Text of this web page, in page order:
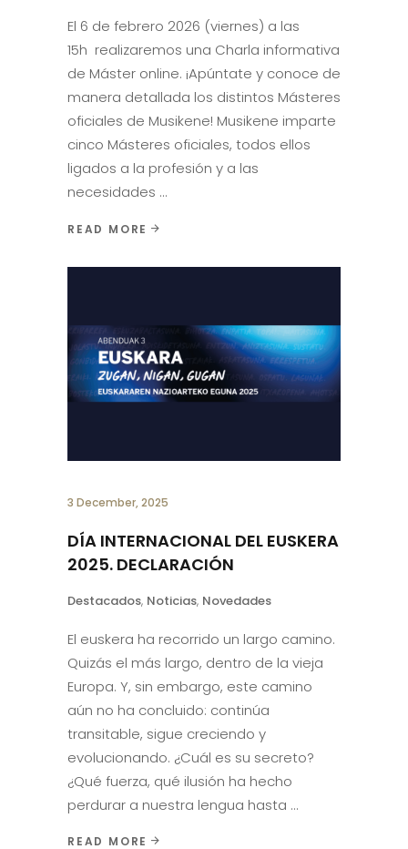
El 6 de febrero 2026 (viernes) a las
15h realizaremos una Charla informativa
de Máster online. ¡Apúntate y conoce de
manera detallada los distintos Másteres
oficiales de Musikene! Musikene imparte
cinco Másteres oficiales, todos ellos
ligados a la profesión y a las
necesidades
READ MORE
3 December, 2025
DÍA INTERNACIONAL DEL EUSKERA
2025. DECLARACIÓN
Destacados, Noticias, Novedades
El euskera ha recorrido un largo camino.
Quizás el más largo, dentro de la vieja
Europa. Y, sin embargo, este camino
aún no ha concluido: continúa
transitable, sigue creciendo y
evolucionando. ¿Cuál es su secreto?
¿Qué fuerza, qué ilusión ha hecho
perdurar a nuestra lengua hasta
READ MORE